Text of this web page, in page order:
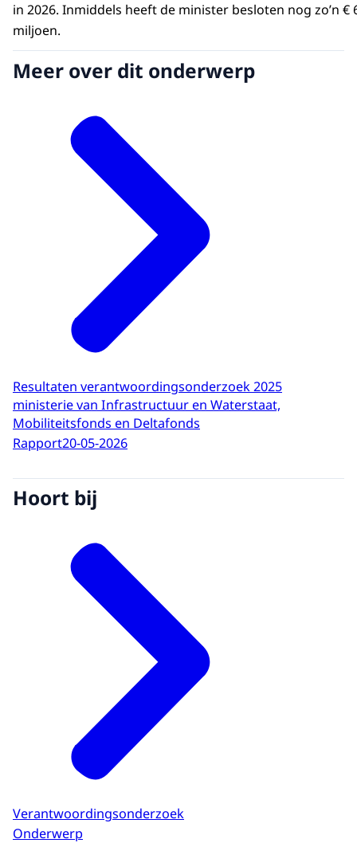
in 2026. Inmiddels heeft de minister besloten nog zo’n
miljoen.
Meer over dit onderwerp
Resultaten verantwoordingsonderzoek 2025
ministerie van Infrastructuur en Waterstaat,
Mobiliteitsfonds en Deltafonds
Rapport20-05-2026
Hoort bij
Verantwoordingsonderzoek
Onderwerp